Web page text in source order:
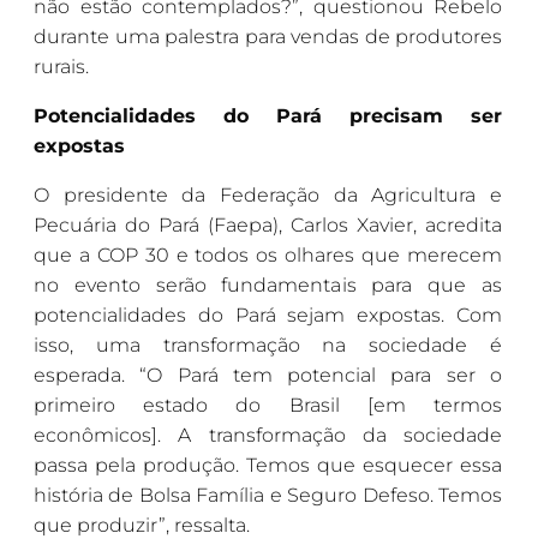
não estão contemplados?”, questionou Rebelo
durante uma palestra para vendas de produtores
rurais.
Potencialidades do Pará precisam ser
expostas
O presidente da Federação da Agricultura e
Pecuária do Pará (Faepa), Carlos Xavier, acredita
que a COP 30 e todos os olhares que merecem
no evento serão fundamentais para que as
potencialidades do Pará sejam expostas. Com
isso, uma transformação na sociedade é
esperada. “O Pará tem potencial para ser o
primeiro estado do Brasil [em termos
econômicos]. A transformação da sociedade
passa pela produção. Temos que esquecer essa
história de Bolsa Família e Seguro Defeso. Temos
que produzir”, ressalta.